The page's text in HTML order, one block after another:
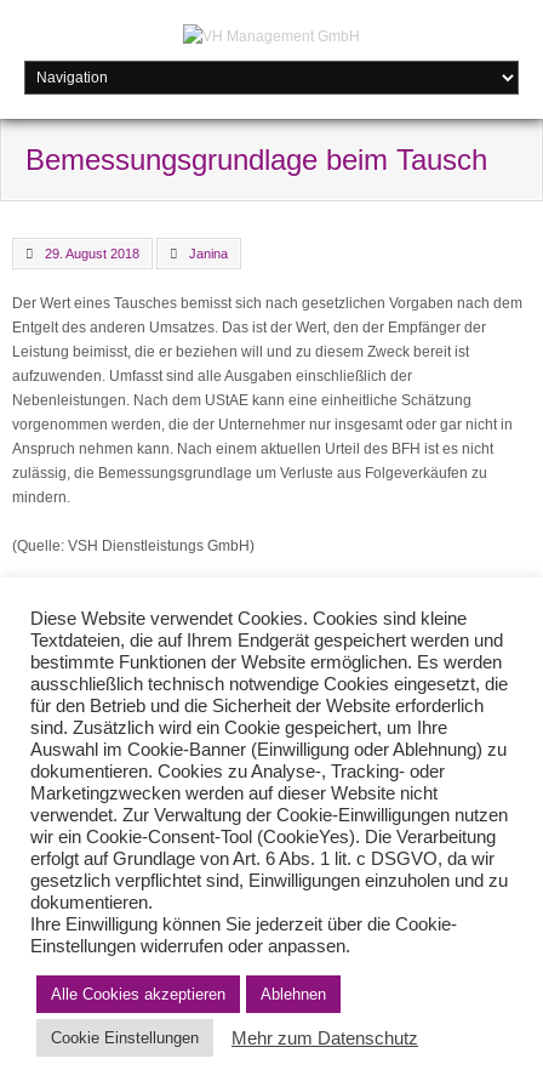
Bemessungsgrundlage beim Tausch
29. August 2018 Janina
Der Wert eines Tausches bemisst sich nach gesetzlichen Vorgaben nach dem
Entgelt des anderen Umsatzes. Das ist der Wert, den der Empfänger der
Leistung beimisst, die er beziehen will und zu diesem Zweck bereit ist
aufzuwenden. Umfasst sind alle Ausgaben einschließlich der
Nebenleistungen. Nach dem UStAE kann eine einheitliche Schätzung
vorgenommen werden, die der Unternehmer nur insgesamt oder gar nicht in
Anspruch nehmen kann. Nach einem aktuellen Urteil des BFH ist es nicht
zulässig, die Bemessungsgrundlage um Verluste aus Folgeverkäufen zu
mindern.
(Quelle: VSH Dienstleistungs GmbH)
Bilanzierung von Provisionsvorauszahlungen
Teilen Sie diese Nachricht mit Ihren Freunden oder Kollegen
Impressum Haftungsausschluss
Datenschutzerklärung nach DSGVO
Kontakt
Diese Website verwendet Cookies. Cookies sind kleine
Textdateien, die auf Ihrem Endgerät gespeichert werden und
bestimmte Funktionen der Website ermöglichen. Es werden
ausschließlich technisch notwendige Cookies eingesetzt, die
für den Betrieb und die Sicherheit der Website erforderlich
sind. Zusätzlich wird ein Cookie gespeichert, um Ihre
Auswahl im Cookie-Banner (Einwilligung oder Ablehnung) zu
dokumentieren. Cookies zu Analyse-, Tracking- oder
Marketingzwecken werden auf dieser Website nicht
verwendet. Zur Verwaltung der Cookie-Einwilligungen nutzen
wir ein Cookie-Consent-Tool (CookieYes). Die Verarbeitung
erfolgt auf Grundlage von Art. 6 Abs. 1 lit. c DSGVO, da wir
gesetzlich verpflichtet sind, Einwilligungen einzuholen und zu
dokumentieren.
Ihre Einwilligung können Sie jederzeit über die Cookie-
Einstellungen widerrufen oder anpassen.
Alle Cookies akzeptieren Ablehnen
Cookie Einstellungen Mehr zum Datenschutz